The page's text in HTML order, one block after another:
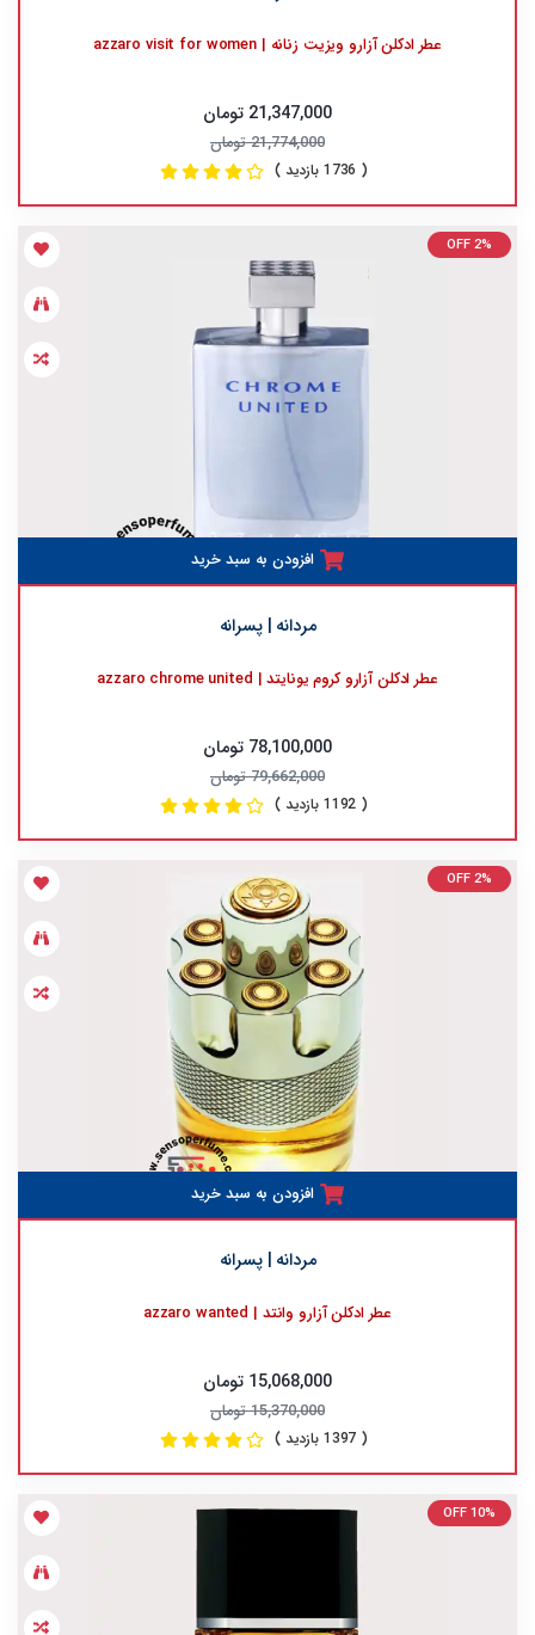
عطر ادکلن آزارو ویزیت زنانه | azzaro visit for women
21,347,000 تومان
21,774,000 تومان
( 1736 بازدید )
OFF 2%
افزودن به سبد خرید
مردانه | پسرانه
عطر ادکلن آزارو کروم یونایتد | azzaro chrome united
78,100,000 تومان
79,662,000 تومان
( 1192 بازدید )
OFF 2%
افزودن به سبد خرید
مردانه | پسرانه
عطر ادکلن آزارو وانتد | azzaro wanted
15,068,000 تومان
15,370,000 تومان
( 1397 بازدید )
OFF 10%